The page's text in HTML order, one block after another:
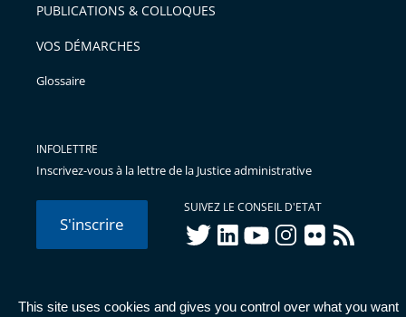
This site uses cookies and gives you control over what you want
PUBLICATIONS & COLLOQUES
VOS DÉMARCHES
Glossaire
INFOLETTRE
Inscrivez-vous à la lettre de la Justice administrative
S'inscrire
SUIVEZ LE CONSEIL D'ETAT
twitterlinkedInyoutubeinstagram
flickr rss